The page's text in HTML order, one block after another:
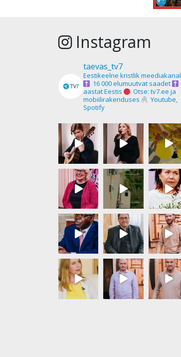
Instagram
taevas_tv7
Eestikeelne kristlik meediakanal
16 000 elumuutvat saadet
aastat Eestis
Otse: tv7.ee ja
mobiilirakenduses
Youtube,
Spotify